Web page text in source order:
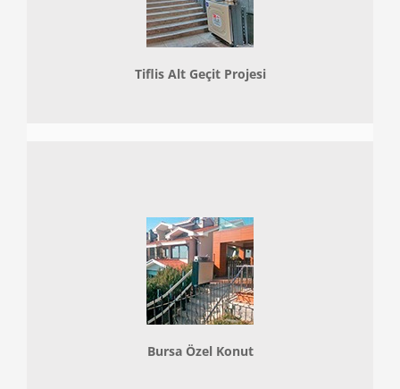
Tiflis Alt Geçit Projesi
Bursa Özel Konut